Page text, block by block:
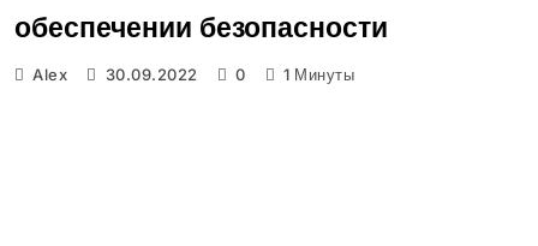
обеспечении безопасности
Alex 30.09.2022 0 1 Минуты